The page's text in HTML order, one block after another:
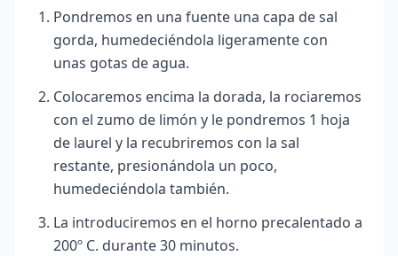
Pondremos en una fuente una capa de sal
gorda, humedeciéndola ligeramente con
unas gotas de agua.
Colocaremos encima la dorada, la rociaremos
con el zumo de limón y le pondremos 1 hoja
de laurel y la recubriremos con la sal
restante, presionándola un poco,
humedeciéndola también.
La introduciremos en el horno precalentado a
200º C. durante 30 minutos.